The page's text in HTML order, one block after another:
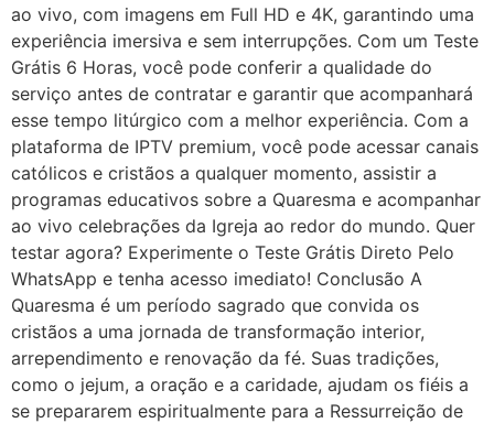
ao vivo, com imagens em Full HD e 4K, garantindo uma
experiência imersiva e sem interrupções. Com um Teste
Grátis 6 Horas, você pode conferir a qualidade do
serviço antes de contratar e garantir que acompanhará
esse tempo litúrgico com a melhor experiência. Com a
plataforma de IPTV premium, você pode acessar canais
católicos e cristãos a qualquer momento, assistir a
programas educativos sobre a Quaresma e acompanhar
ao vivo celebrações da Igreja ao redor do mundo. Quer
testar agora? Experimente o Teste Grátis Direto Pelo
WhatsApp e tenha acesso imediato! Conclusão A
Quaresma é um período sagrado que convida os
cristãos a uma jornada de transformação interior,
arrependimento e renovação da fé. Suas tradições,
como o jejum, a oração e a caridade, ajudam os fiéis a
se prepararem espiritualmente para a Ressurreição de